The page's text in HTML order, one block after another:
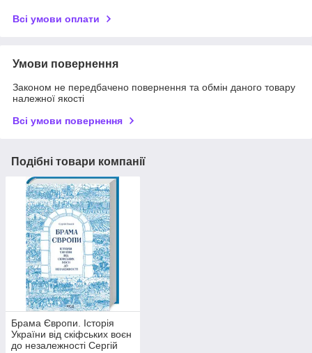
Всі умови оплати
Умови повернення
Законом не передбачено повернення та обмін даного товару
належної якості
Всі умови повернення
Подібні товари компанії
Брама Європи. Історія
України від скіфських воєн
до незалежності Сергій